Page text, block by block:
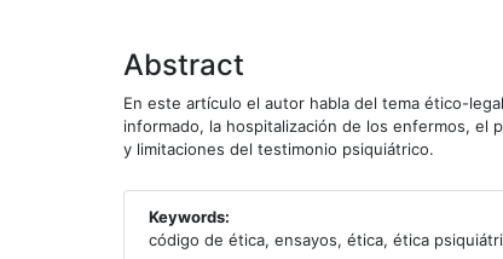
Abstract
En este artículo el autor habla del tema ético-
informado, la hospitalización de los enfermos, el
y limitaciones del testimonio psiquiátrico.
Keywords:
código de ética, ensayos, ética, ética